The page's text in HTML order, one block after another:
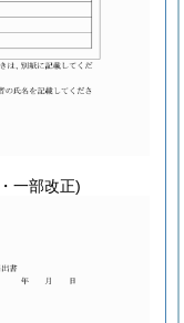
一部改正)